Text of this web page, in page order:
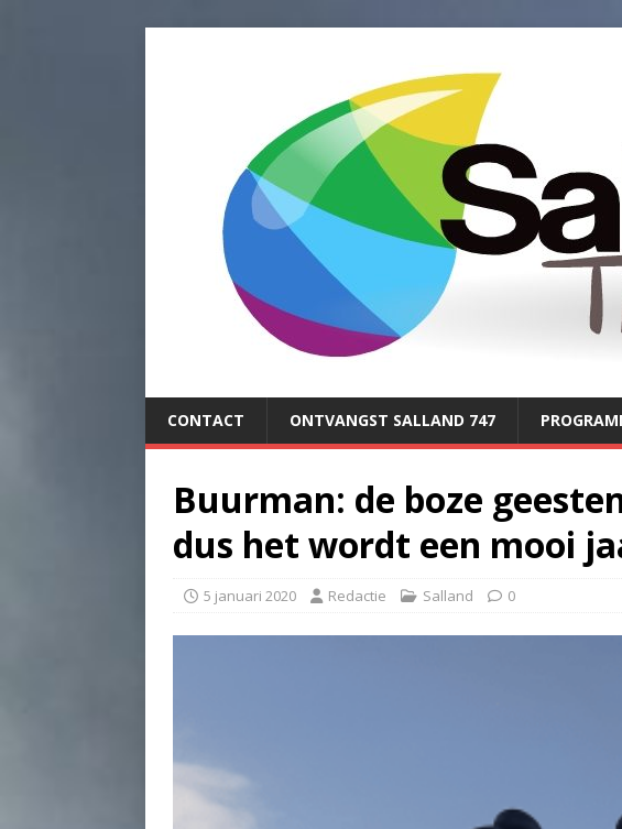
CONTACT ONTVANGST SALLAND 747
Buurman: de boze
dus het wordt een mooi
5 januari 2020 Redactie Salland 0